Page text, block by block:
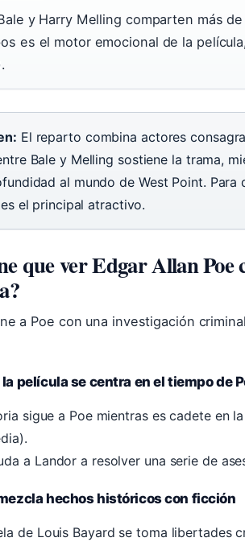
y Harry Melling comparten más
es el motor emocional de la
El reparto combina actores
Bale y Melling sostiene la trama,
al mundo de West Point. Para
el principal atractivo.
que ver Edgar Allan Poe
a Poe con una investigación
película se centra en el tiempo de
sigue a Poe mientras es cadete en
a Landor a resolver una serie de
hechos históricos con ficción
de Louis Bayard se toma libertades